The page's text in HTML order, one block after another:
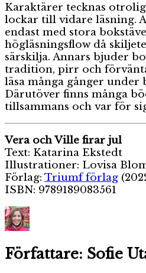
Karaktärer tecknas
lockar till vidare läsning.
endast med stora
högläsningsflow då
särskilja. Annars bjuder
tradition, pirr och
läsa många gånger under
Därutöver finns många
tillsammans och var för
Vera och Ville firar jul
Text: Katarina Ekstedt
Illustrationer: Lovisa
Förlag: Triumf förlag
ISBN: 9789189083561
Författare: Sofie